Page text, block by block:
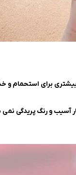
برای استحمام
آسیب و رنگ پریدگی